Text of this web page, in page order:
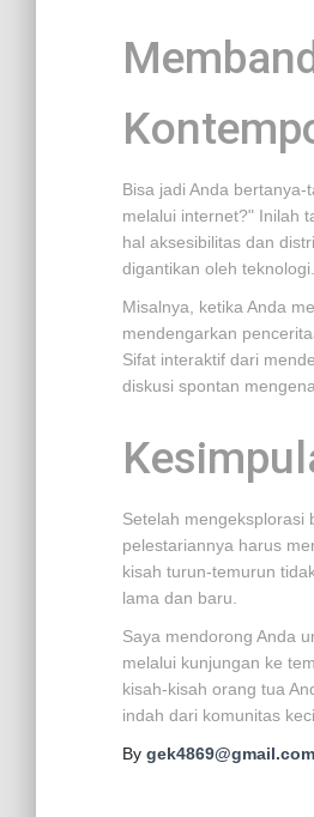
Bisa jadi Anda
melalui internet?" Inilah
hal aksesibilitas dan
digantikan oleh teknologi.
Misalnya, ketika Anda
mendengarkan
Sifat interaktif dari
diskusi spontan
Setelah mengeksplorasi
pelestariannya harus
kisah turun-temurun
lama dan baru.
Saya mendorong Anda
melalui kunjungan ke
kisah-kisah orang tua
indah dari komunitas
By gek4869@gmail.com